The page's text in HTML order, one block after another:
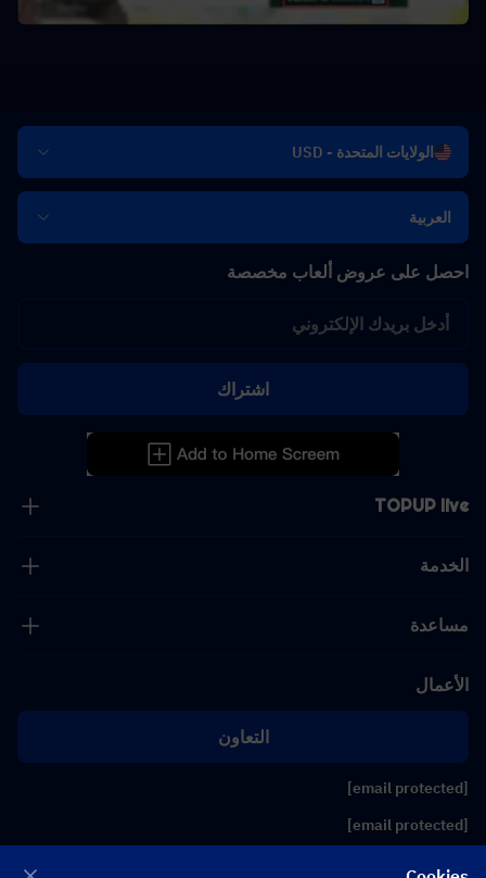
الولايات المتحدة - USD
العربية
TOPUP live
الخدمة
مساعدة
الأعمال
التعاون
[email protected]
[email protected]
احصل على عروض ألعاب مخصصة
اشتراك